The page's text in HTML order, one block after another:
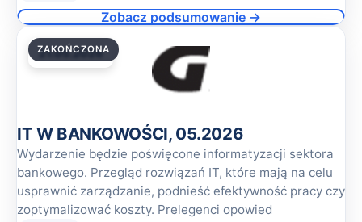
Zobacz podsumowanie →
21.05.2026
ZAKOŃCZONA
IT W BANKOWOŚCI, 05.2026
Wydarzenie będzie poświęcone informatyzacji sektora
bankowego. Przegląd rozwiązań IT, które mają na celu
usprawnić zarządzanie, podnieść efektywność pracy czy
zoptymalizować koszty. Prelegenci opowied